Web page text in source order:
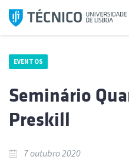
Saltar
para
EVENTOS
Seminário
Preskill
7 outubro 2020